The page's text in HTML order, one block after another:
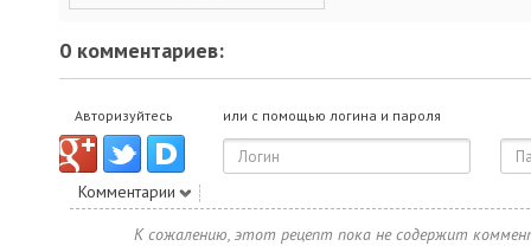
0 комментариев:
Авторизуйтесь или с помощью логина и пароля
Комментарии
К сожалению, этот рецепт пока не содержит